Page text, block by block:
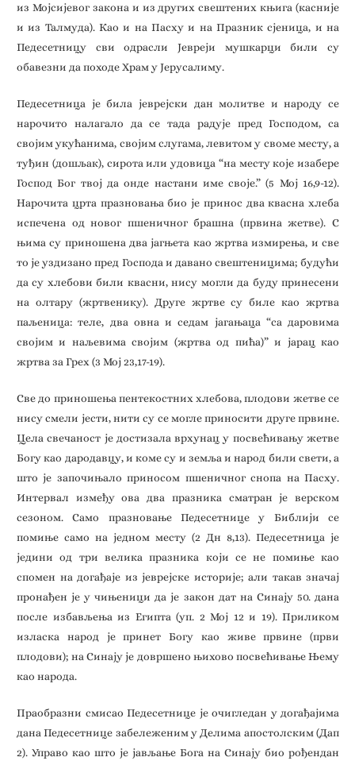
из Мојсијевог закона и из других свештених књига (касније
и из Талмуда). Као и на Пасху и на Празник сјеница, и на
Педесетницу сви одрасли Јевреји мушкарци били су
обавезни да походе Храм у Јерусалиму.
Педесетница је била јеврејски дан молитве и народу се
нарочито налагало да се тада радује пред Господом, са
својим укућанима, својим слугама, левитом у своме месту, а
туђин (дошљак), сирота или удовица “на месту које изабере
Господ Бог твој да онде настани име своје.” (5 Мој 16,9-12).
Нарочита црта празновања био је принос два квасна хлеба
испечена од новог пшеничног брашна (првина жетве). С
њима су приношена два јагњета као жртва измирења, и све
то је уздизано пред Господа и давано свештеницима; будући
да су хлебови били квасни, нису могли да буду принесени
на олтару (жртвенику). Друге жртве су биле као жртва
паљеница: теле, два овна и седам јагањаца “са даровима
својим и наљевима својим (жртва од пића)” и јарац као
жртва за Грех (3 Мој 23,17-19).
Све до приношења пентекостних хлебова, плодови жетве се
нису смели јести, нити су се могле приносити друге првине.
Цела свечаност је достизала врхунац у посвећивању жетве
Богу као дародавцу, и коме су и земља и народ били свети, а
што је започињало приносом пшеничног снопа на Пасху.
Интервал између ова два празника сматран је верском
сезоном. Само празновање Педесетнице у Библији се
помиње само на једном месту (2 Дн 8,13). Педесетница је
једини од три велика празника који се не помиње као
спомен на догађаје из јеврејске историје; али такав значај
пронађен је у чињеници да је закон дат на Синају 50. дана
после избављења из Египта (уп. 2 Мој 12 и 19). Приликом
изласка народ је принет Богу као живе првине (први
плодови); на Синају је довршено њихово посвећивање Њему
као народа.
Праобразни смисао Педесетнице је очигледан у догађајима
дана Педесетнице забележеним у Делима апостолским (Дaп
2). Управо као што је јављање Бога на Синају био рођендан